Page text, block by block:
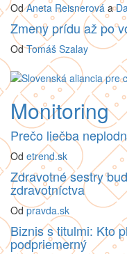
OdAneta Reisnerová a
Zmeny prídu až po
OdTomáš Szalay
Monitoring
Prečo liečba
Od etrend.sk
Zdravotné sestry
zdravotníctva
Odpravda.sk
Biznis s titulmi: Kto
podpriemerný